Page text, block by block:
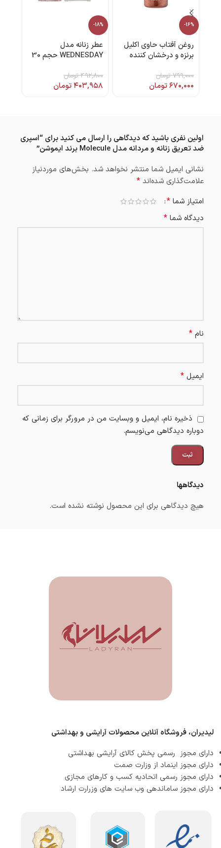
-16%
روغن آفتاب حاوی اکلیل
برنزه و درخشان کننده
۷۹۹,۰۰۰تومان
۶۷۰,۰۰۰تومان
-18%
عطر زنانه مدل
WEDNESDAY حجم 30
۴۹۲,۸۰۰تومان
۴۰۳,۹۵۸تومان
دیدگاهها
هیچ دیدگاهی برای این محصول نوشته نشده است.
اولین نفری باشید که دیدگاهی را ارسال می کنید برای “اسپری
ضد تعریق زنانه و مردانه مدل Molecule برند ایموشن”
نشانی ایمیل شما منتشر نخواهد شد. بخش‌های موردنیاز
علامت‌گذاری شده‌اند *
امتیاز شما *
دیدگاه شما *
نام *
ایمیل *
ذخیره نام، ایمیل و وبسایت من در مرورگر برای زمانی که
دوباره دیدگاهی می‌نویسم.
لیدیران، فروشگاه آنلاین محصولات آرایشی و بهداشتی
دارای مجوز رسمی پخش کالای آرایشی بهداشتی
دارای مجوز اینماد از وزارت صمت
دارای مجوز رسمی اتحادیه کسب و کارهای مجازی
دارای مجوز ساماندهی وب سایت های وزرارت ارشاد